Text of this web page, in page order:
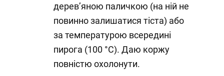
дерев’яною паличкою (на ній не
повинно залишатися тіста) або
за температурою всередині
пирога (100 °C). Даю коржу
повністю охолонути.